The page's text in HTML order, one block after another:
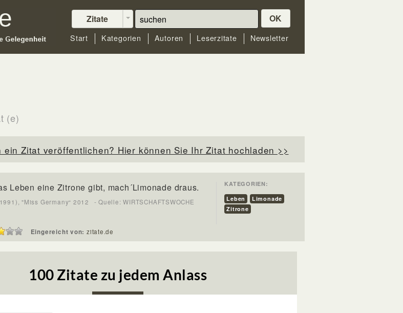
Zitate OK
Start Kategorien Autoren Leserzitate Newsletter
(e)
ein Zitat veröffentlichen? Hier können Sie Ihr Zitat hochladen >>
Leben eine Zitrone gibt, mach´Limonade draus.
"Miss Germany“ 2012 - Quelle: WIRTSCHAFTSWOCHE
KATEGORIEN:
Leben
Limonade
Zitrone
Eingereicht von: zitate.de